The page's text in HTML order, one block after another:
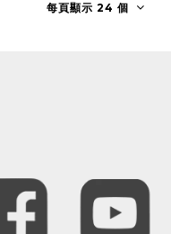
每頁顯示 24 個